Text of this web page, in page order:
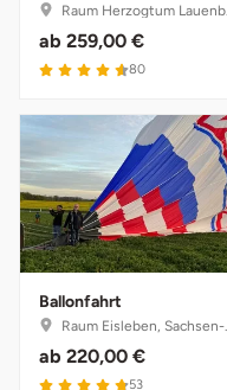
Raum Herzogtum Lauenburg, Schleswig-Holstein
ab 259,00 €
80
Ballonfahrt
Raum Eisleben, Sachsen-Anhalt
ab 220,00 €
53